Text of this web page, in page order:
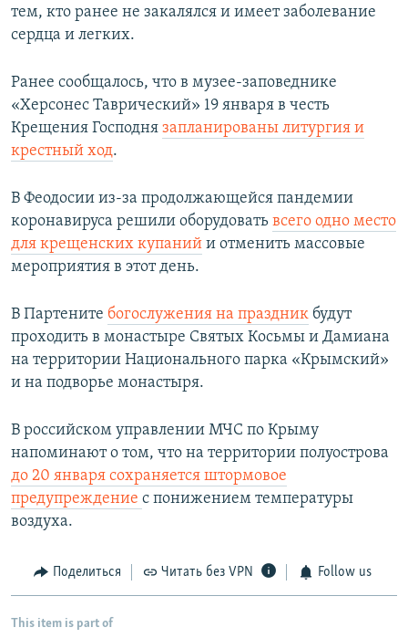
тем, кто ранее не закалялся и имеет заболевание
сердца и легких.
Ранее сообщалось, что в музее-заповеднике
«Херсонес Таврический» 19 января в честь
Крещения Господня запланированы литургия и
крестный ход.
В Феодосии из-за продолжающейся пандемии
коронавируса решили оборудовать всего одно место
для крещенских купаний и отменить массовые
мероприятия в этот день.
В Партените богослужения на праздник будут
проходить в монастыре Святых Косьмы и Дамиана
на территории Национального парка «Крымский»
и на подворье монастыря.
В российском управлении МЧС по Крыму
напоминают о том, что на территории полуострова
до 20 января сохраняется штормовое
предупреждение с понижением температуры
воздуха.
Поделиться Читать без VPN Follow us
This item is part of